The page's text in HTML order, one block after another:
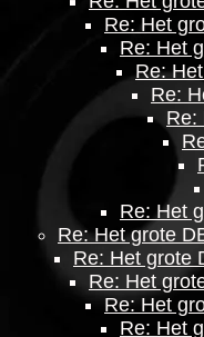
Re: Het
Re: Het
Re:
Re:
Re:
Re: Het
Re: Het grote
Re: Het grote
Re: Het
Re: Het
Re: Het